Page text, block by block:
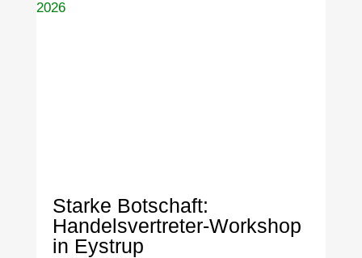
Starke Botschaft:
Handelsvertreter-Workshop
in Eystrup